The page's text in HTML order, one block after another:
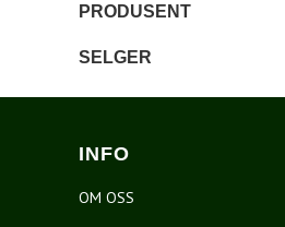
PRODUSENT
SELGER
INFO
OM OSS